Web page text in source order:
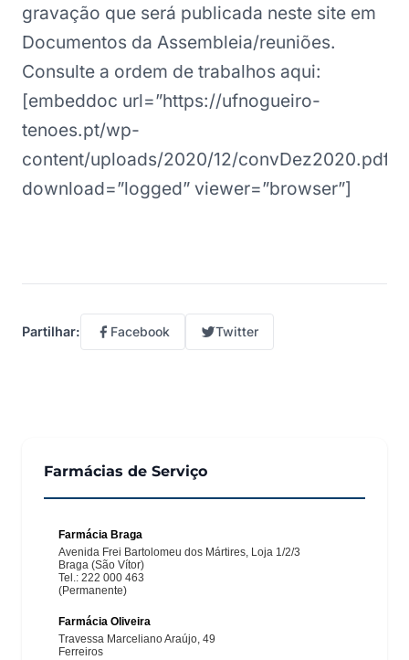
gravação que será publicada neste site em
Documentos da Assembleia/reuniões.
Consulte a ordem de trabalhos aqui:
[embeddoc url=”https://ufnogueiro-
tenoes.pt/wp-
content/uploads/2020/12/convDez2020.pdf”
download=”logged” viewer=”browser”]
Partilhar: Facebook Twitter
Farmácias de Serviço